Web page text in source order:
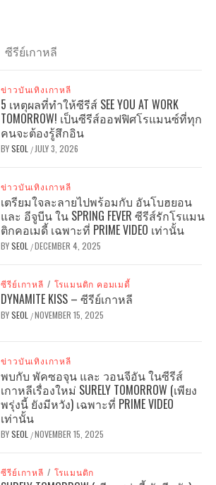
ซีรีย์เกาหลี
ข่าวบันเทิงเกาหลี
5 เหตุผลที่ทำให้ซีรีส์ SEE YOU AT WORK
TOMORROW! เป็นซีรีส์ออฟฟิศโรแมนซ์ที่ทุก
คนจะต้องรู้สึกอิน
BYSEOL /JULY 3, 2026
ข่าวบันเทิงเกาหลี
เตรียมใจละลายไปพร้อมกับ อันโบฮยอน
และ อีจูบีน ใน SPRING FEVER ซีรีส์รักโรแมน
ติกคอเมดี้ เฉพาะที่ PRIME VIDEO เท่านั้น
BYSEOL /DECEMBER 4, 2025
ซีรีย์เกาหลี / โรแมนติก คอมเมดี้
DYNAMITE KISS – ซีรีย์เกาหลี
BYSEOL /NOVEMBER 15, 2025
ข่าวบันเทิงเกาหลี
พบกับ พัคซอจุน และ วอนจีอัน ในซีรีส์
เกาหลีเรื่องใหม่ SURELY TOMORROW (เพียง
พรุ่งนี้ ยังมีหวัง) เฉพาะที่ PRIME VIDEO
เท่านั้น
BYSEOL /NOVEMBER 15, 2025
ซีรีย์เกาหลี / โรแมนติก